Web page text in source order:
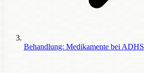
Behandlung: Medikamente bei ADHS